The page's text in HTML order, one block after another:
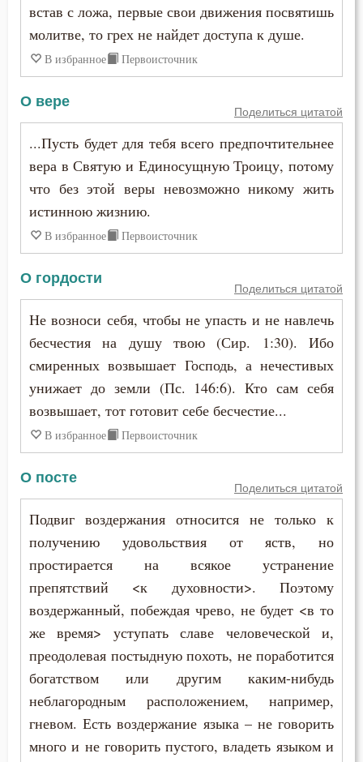
встав с ложа, первые свои движения посвятишь
молитве, то грех не найдет доступа к душе.
В избранное Первоисточник
О вере
Поделиться цитатой
...Пусть будет для тебя всего предпочтительнее
вера в Святую и Единосущную Троицу, потому
что без этой веры невозможно никому жить
истинною жизнию.
В избранное Первоисточник
О гордости
Поделиться цитатой
Не возноси себя, чтобы не упасть и не навлечь
бесчестия на душу твою (Сир. 1:30). Ибо
смиренных возвышает Господь, а нечестивых
унижает до земли (Пс. 146:6). Кто сам себя
возвышает, тот готовит себе бесчестие...
В избранное Первоисточник
О посте
Поделиться цитатой
Подвиг воздержания относится не только к
получению удовольствия от яств, но
простирается на всякое устранение
препятствий <к духовности>. Поэтому
воздержанный, побеждая чрево, не будет <в то
же время> уступать славе человеческой и,
преодолевая постыдную похоть, не поработится
богатством или другим каким-нибудь
неблагородным расположением, например,
гневом. Есть воздержание языка – не говорить
много и не говорить пустого, владеть языком и